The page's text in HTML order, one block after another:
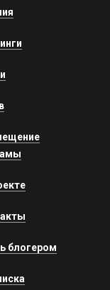
блогером